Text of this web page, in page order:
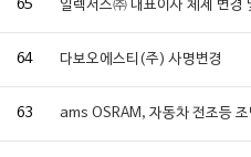
65 일렉서스㈜ 대표이사 체제 변경
64 다보오에스티(주) 사명변경
63 ams OSRAM, 자동차 전조등